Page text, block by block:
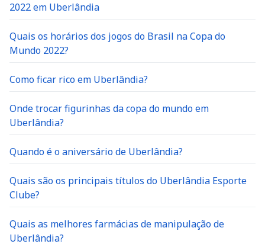
2022 em Uberlândia
Quais os horários dos jogos do Brasil na Copa do
Mundo 2022?
Como ficar rico em Uberlândia?
Onde trocar figurinhas da copa do mundo em
Uberlândia?
Quando é o aniversário de Uberlândia?
Quais são os principais títulos do Uberlândia Esporte
Clube?
Quais as melhores farmácias de manipulação de
Uberlândia?